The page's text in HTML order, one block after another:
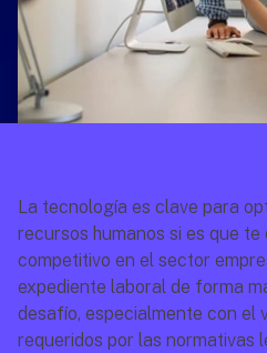
La tecnología es clave para
recursos humanos si es que
competitivo en el sector
expediente laboral de forma
desafío, especialmente con el
requeridos por las normativas